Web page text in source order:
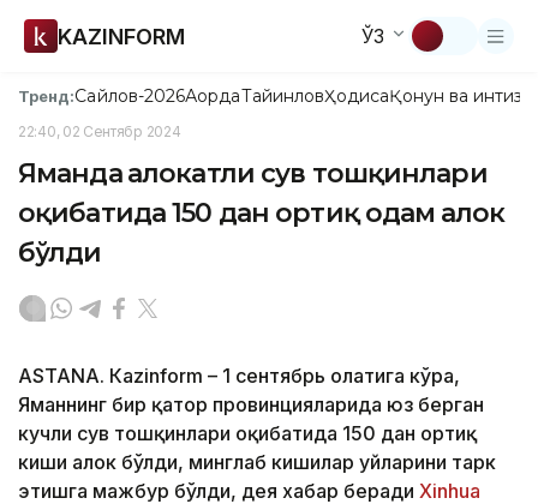
KAZINFORM ЎЗ
Тренд:Сайлов-2026АқордаТайинловҲодисаҚонун ва
22:40, 02 Сентябр 2024
Яманда ҳалокатли сув тошқинлари
оқибатида 150 дан ортиқ одам ҳалок
бўлди
ASTANА. Кazinform – 1 сентябрь ҳолатига кўра,
Яманнинг бир қатор провинцияларида юз берган
кучли сув тошқинлари оқибатида 150 дан ортиқ
киши ҳалок бўлди, минглаб кишилар уйларини тарк
этишга мажбур бўлди, дея хабар беради Xinhua